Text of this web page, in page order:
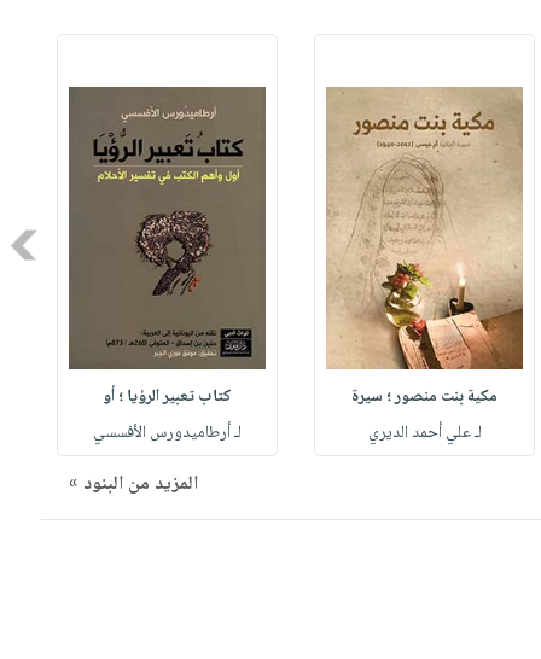
مكية بنت منصور ؛ سيرة
لـ علي أحمد الديري
كتاب تعبير الرؤيا ؛ أو
لـ أرطاميدورس الأفسسي
المزيد من البنود »